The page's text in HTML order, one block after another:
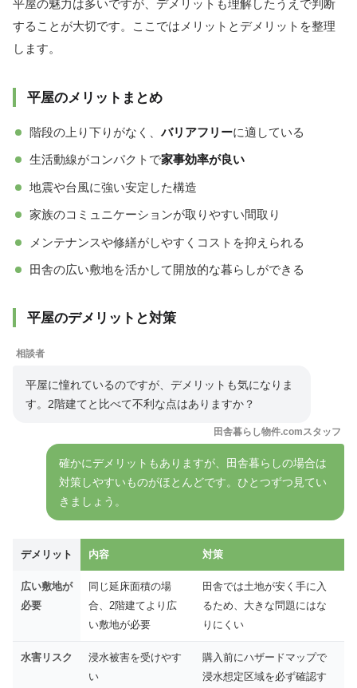
平屋の魅力は多いですが、デメリットも理解したうえで判断
することが大切です。ここではメリットとデメリットを整理
します。
平屋のメリットまとめ
階段の上り下りがなく、バリアフリーに適している
生活動線がコンパクトで家事効率が良い
地震や台風に強い安定した構造
家族のコミュニケーションが取りやすい間取り
メンテナンスや修繕がしやすくコストを抑えられる
田舎の広い敷地を活かして開放的な暮らしができる
平屋のデメリットと対策
相談者
平屋に憧れているのですが、デメリットも気になりま
す。2階建てと比べて不利な点はありますか？
田舎暮らし物件.comスタッフ
確かにデメリットもありますが、田舎暮らしの場合は
対策しやすいものがほとんどです。ひとつずつ見てい
きましょう。
デメリット 内容 対策
広い敷地が
必要
同じ延床面積の場
合、2階建てより広
い敷地が必要
田舎では土地が安く手に入
るため、大きな問題にはな
りにくい
水害リスク
浸水被害を受けやす
い
購入前にハザードマップで
浸水想定区域を必ず確認す